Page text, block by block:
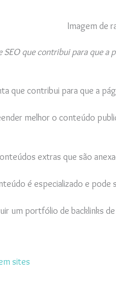
Imagem de
que contribui para que
que contribui para que a
melhor o conteúdo
extras que são
é especializado e pode
um portfólio de backlinks
sites